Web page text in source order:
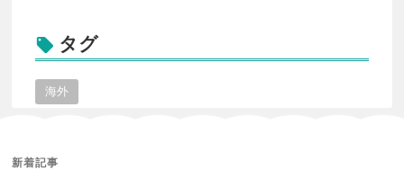
 タグ
海外
新着記事